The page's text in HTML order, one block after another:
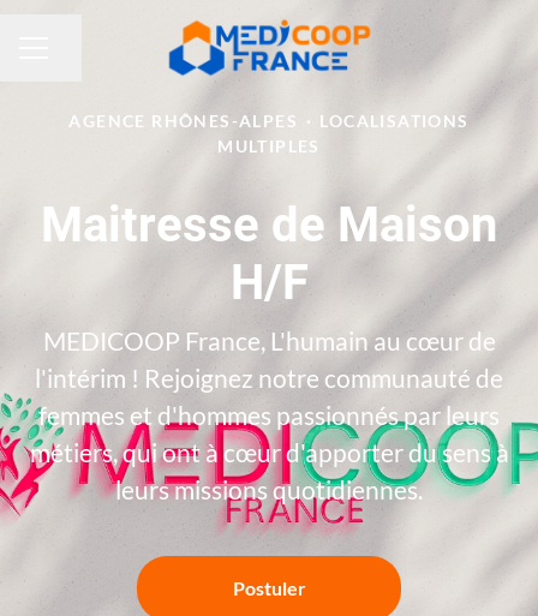
Partager la page
AGENCE RHÔNES-ALPES · LOCALISATIONS
MULTIPLES
Maitresse de Maison
H/F
MEDICOOP France, L'humain au cœur de
l'intérim ! Rejoignez notre communauté de
femmes et d'hommes passionnés par leurs
métiers, qui ont à cœur d'apporter du sens à
leurs missions quotidiennes.
Postuler